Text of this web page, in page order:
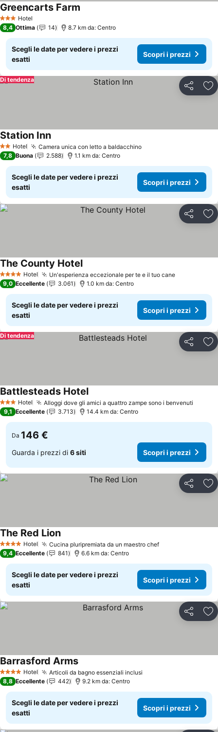
3 StelleHotel
Greencarts Farm
8,4 Ottima 14 8.7 km da: Centro
Scegli le date per vedere i prezzi
esatti
Scopri i prezzi
Condividi
Di tendenza
2 StelleHotel Camera unica con letto a baldacchino
Station Inn
7,8 Buona 2.588 1.1 km da: Centro
Scegli le date per vedere i prezzi
esatti
Scopri i prezzi
Condividi
4 Stelle Hotel Un'esperienza eccezionale per te e il tuo cane
The County Hotel
9,0 Eccellente 3.061 1.0 km da: Centro
Scegli le date per vedere i prezzi
esatti
Scopri i prezzi
Condividi
Di tendenza
3 StelleHotel Alloggi dove gli amici a quattro zampe sono i benvenuti
Battlesteads Hotel
9,1 Eccellente 3.713 14.4 km da: Centro
Da 146 €
Guarda i prezzi di 6 siti Scopri i prezzi
Condividi
4 Stelle Hotel Cucina pluripremiata da un maestro chef
The Red Lion
9,4 Eccellente 841 6.6 km da: Centro
Scegli le date per vedere i prezzi
esatti
Scopri i prezzi
Condividi
4 Stelle Hotel Articoli da bagno essenziali inclusi
Barrasford Arms
8,8 Eccellente 442 9.2 km da: Centro
Scegli le date per vedere i prezzi
esatti
Scopri i prezzi